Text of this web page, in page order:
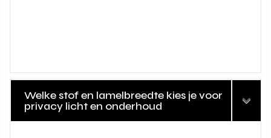
Welke stof en lamelbreedte kies je voor
privacy licht en onderhoud